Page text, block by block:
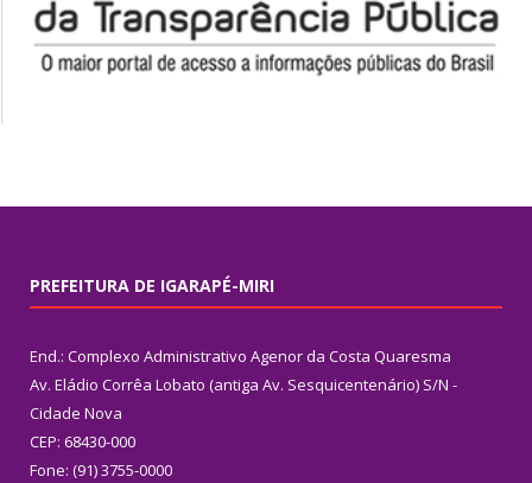
PREFEITURA DE IGARAPÉ-MIRI
End.: Complexo Administrativo Agenor da Costa Quaresma
Av. Eládio Corrêa Lobato (antiga Av. Sesquicentenário) S/N -
Cidade Nova
CEP: 68430-000
Fone: (91) 3755-0000